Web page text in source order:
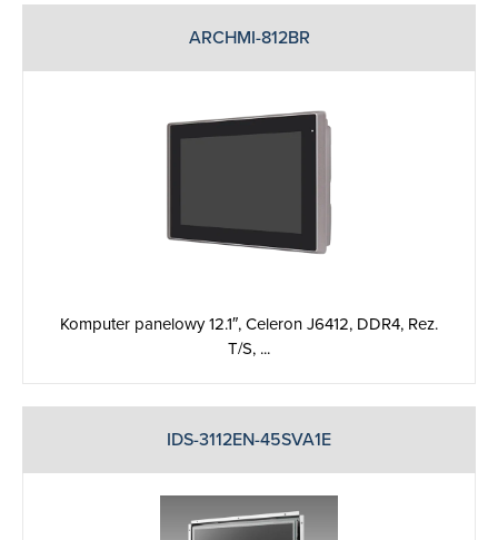
ARCHMI-812BR
Komputer panelowy 12.1″, Celeron J6412, DDR4, Rez.
T/S, ...
IDS-3112EN-45SVA1E